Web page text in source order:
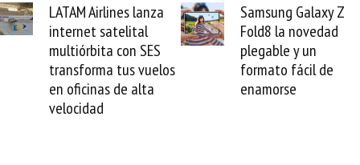
Samsung Galaxy Z
Fold8 la novedad
plegable y un
formato fácil de
enamorse
Cashea levanta 100
millones de dólares y
valida el crédito del
venezolano ante el
mundo